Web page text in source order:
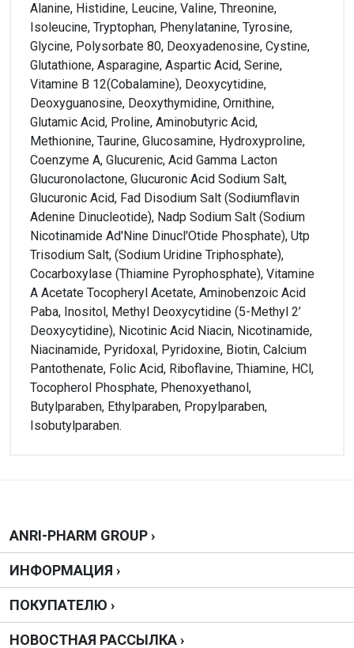
Alanine, Histidine, Leucine, Valine, Threonine,
Isoleucine, Tryptophan, Phenylatanine, Tyrosine,
Glycine, Polysorbate 80, Deoxyadenosine, Cystine,
Glutathione, Asparagine, Aspartic Acid, Serine,
Vitamine B 12(Cobalamine), Deoxycytidine,
Deoxyguanosine, Deoxythymidine, Ornithine,
Glutamic Acid, Proline, Aminobutyric Acid,
Methionine, Taurine, Glucosamine, Hydroxyproline,
Coenzyme A, Glucurenic, Acid Gamma Lacton
Glucuronolactone, Glucuronic Acid Sodium Salt,
Glucuronic Acid, Fad Disodium Salt (Sodiumflavin
Adenine Dinucleotide), Nadp Sodium Salt (Sodium
Nicotinamide Ad'Nine Dinucl'Otide Phosphate), Utp
Trisodium Salt, (Sodium Uridine Triphosphate),
Cocarboxylase (Thiamine Pyrophosphate), Vitamine
A Acetate Tocopheryl Acetate, Aminobenzoic Acid
Paba, Inositol, Methyl Deoxycytidine (5-Methyl 2’
Deoxycytidine), Nicotinic Acid Niacin, Nicotinamide,
Niacinamide, Pyridoxal, Pyridoxine, Biotin, Calcium
Pantothenate, Folic Acid, Riboflavine, Thiamine, HCl,
Tocopherol Phosphate, Phenoxyethanol,
Butylparaben, Ethylparaben, Propylparaben,
Isobutylparaben.
Написать отзыв
Оценка
Ваш отзыв
ANRI-PHARM GROUP ›
ИНФОРМАЦИЯ ›
ПОКУПАТЕЛЮ ›
НОВОСТНАЯ РАССЫЛКА ›